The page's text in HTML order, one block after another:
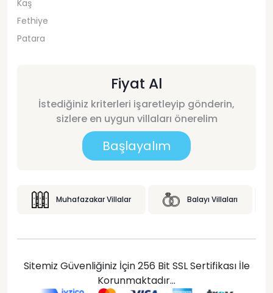
Kaş
Fethiye
Patara
Fiyat Al
İstediğiniz kriterleri işaretleyip gönderin,
sizlere en uygun villaları önerelim
Başlayalım
Muhafazakar Villalar Balayı Villaları
Sitemiz Güvenliğiniz İçin 256 Bit SSL Sertifikası İle
Korunmaktadır...